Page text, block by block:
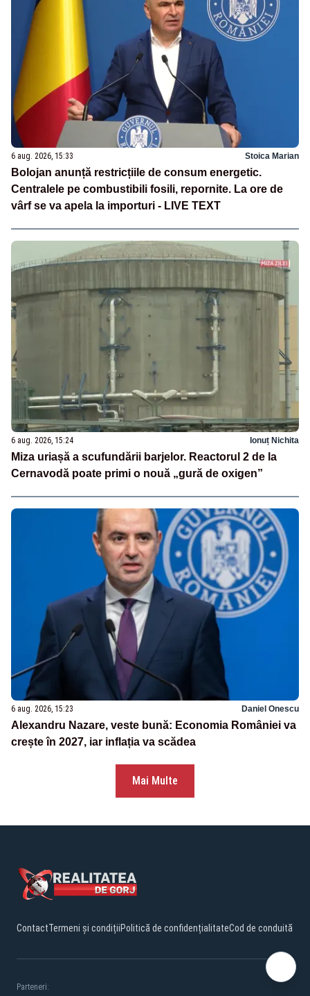
6 aug. 2026, 15:33 Stoica Marian
Bolojan anunță restricțiile de consum energetic.
Centralele pe combustibili fosili, repornite. La ore de
vârf se va apela la importuri - LIVE TEXT
6 aug. 2026, 15:24 Ionuț Nichita
Miza uriașă a scufundării barjelor. Reactorul 2 de la
Cernavodă poate primi o nouă „gură de oxigen”
6 aug. 2026, 15:23 Daniel Onescu
Alexandru Nazare, veste bună: Economia României va
crește în 2027, iar inflația va scădea
Mai Multe
ContactTermeni și condițiiPolitică de confidențialitateCod de conduită
Parteneri: